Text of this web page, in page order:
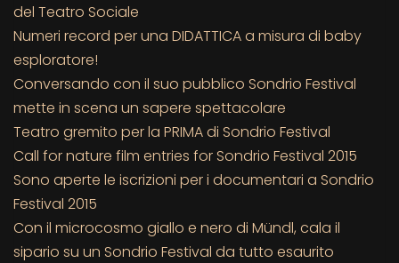
del Teatro Sociale
Numeri record per una DIDATTICA a misura di baby
esploratore!
Conversando con il suo pubblico Sondrio Festival
mette in scena un sapere spettacolare
Teatro gremito per la PRIMA di Sondrio Festival
Call for nature film entries for Sondrio Festival 2015
Sono aperte le iscrizioni per i documentari a Sondrio
Festival 2015
Con il microcosmo giallo e nero di Mündl, cala il
sipario su un Sondrio Festival da tutto esaurito